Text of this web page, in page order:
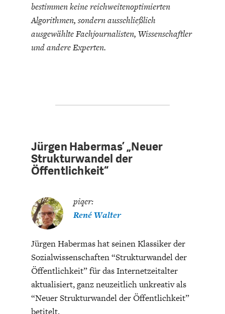
CIRCULAR ECONOMY
ENTWICKLUNGSPOLITIK
bestimmen keine reichweitenoptimierten
Algorithmen, sondern ausschließlich
ausgewählte Fachjournalisten, Wissenschaftler
und andere Experten.
Jürgen Habermas’ „Neuer
Strukturwandel der
Öffentlichkeit“
piqer:
René Walter
Jürgen Habermas hat seinen Klassiker der
Sozialwissenschaften “Strukturwandel der
Öffentlichkeit” für das Internetzeitalter
aktualisiert, ganz neuzeitlich unkreativ als
“Neuer Strukturwandel der Öffentlichkeit”
betitelt.